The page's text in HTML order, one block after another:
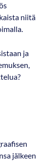
niitä
ja
jälkeen